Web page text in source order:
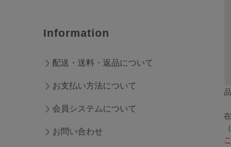
Information
配送・送料・返品について
お支払い方法について
会員システムについて
お問い合わせ